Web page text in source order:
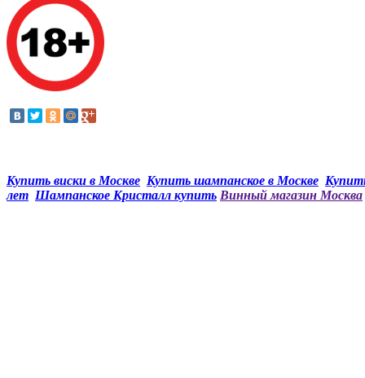
Купить виски в Москве Купить шампанское в Москве
лет Шампанское Кристалл купить Винный магазин Москва